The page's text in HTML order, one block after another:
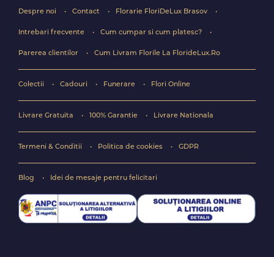
Despre noi Contact Florarie FloriDeLux Brasov
Intrebari frecvente Cum cumpar si cum platesc?
Parerea clientilor Cum Livram Florile La FlorideLux.Ro
Colectii Cadouri Funerare Flori Online
Livrare Gratuita 100% Garantie Livrare Nationala
Termeni & Conditii Politica de cookies GDPR
Blog Idei de mesaje pentru felicitari